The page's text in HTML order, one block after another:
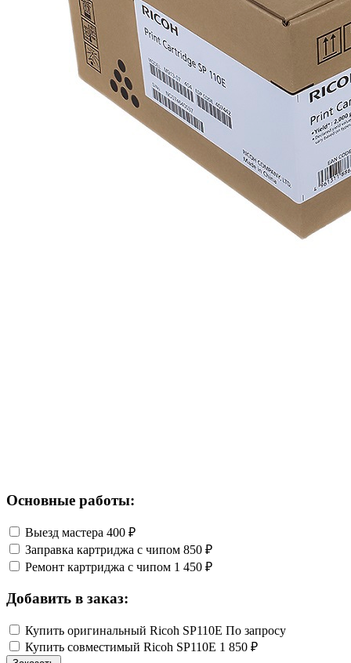
Основные работы:
Выезд мастера 400 ₽
Заправка картриджа с чипом 850 ₽
Ремонт картриджа с чипом 1 450 ₽
Добавить в заказ:
Купить оригинальный Ricoh SP110E По запросу
Купить совместимый Ricoh SP110E 1 850 ₽